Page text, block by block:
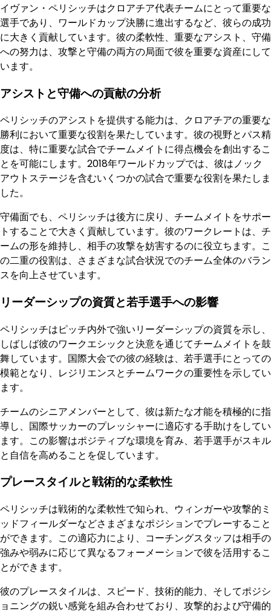
イヴァン・ペリシッチはクロアチア代表チームにとって重要な
選手であり、ワールドカップ決勝に進出するなど、彼らの成功
に大きく貢献しています。彼の柔軟性、重要なアシスト、守備
への努力は、攻撃と守備の両方の局面で彼を重要な資産にして
います。
アシストと守備への貢献の分析
ペリシッチのアシストを提供する能力は、クロアチアの重要な
勝利において重要な役割を果たしています。彼の視野とパス精
度は、特に重要な試合でチームメイトに得点機会を創出するこ
とを可能にします。2018年ワールドカップでは、彼はノック
アウトステージを含むいくつかの試合で重要な役割を果たしま
した。
守備面でも、ペリシッチは後方に戻り、チームメイトをサポー
トすることで大きく貢献しています。彼のワークレートは、チ
ームの形を維持し、相手の攻撃を妨害するのに役立ちます。こ
の二重の役割は、さまざまな試合状況でのチーム全体のバラン
スを向上させています。
リーダーシップの資質と若手選手への影響
ペリシッチはピッチ内外で強いリーダーシップの資質を示し、
しばしば彼のワークエシックと決意を通じてチームメイトを鼓
舞しています。国際大会での彼の経験は、若手選手にとっての
模範となり、レジリエンスとチームワークの重要性を示してい
ます。
チームのシニアメンバーとして、彼は新たな才能を積極的に指
導し、国際サッカーのプレッシャーに適応する手助けをしてい
ます。この影響はポジティブな環境を育み、若手選手がスキル
と自信を高めることを促しています。
プレースタイルと戦術的な柔軟性
ペリシッチは戦術的な柔軟性で知られ、ウィンガーや攻撃的ミ
ッドフィールダーなどさまざまなポジションでプレーすること
ができます。この適応力により、コーチングスタッフは相手の
強みや弱みに応じて異なるフォーメーションで彼を活用するこ
とができます。
彼のプレースタイルは、スピード、技術的能力、そしてポジシ
ョニングの鋭い感覚を組み合わせており、攻撃的および守備的